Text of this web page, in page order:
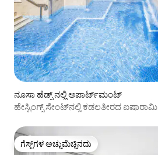
ನೂಸಾ ಹೆಡ್ಸ್ ನಲ್ಲಿ ಅಪಾರ್ಟ್‌ಮಂಟ್
ಹೇಸ್ಟಿಂಗ್ಸ್ ಸೇಂಟ್‌ನಲ್ಲಿ ಕಡಲತೀರದ ಐಷಾರಾಮಿ
ಗೆಸ್ಟ್‌ಗಳ ಅಚ್ಚುಮೆಚ್ಚಿನದು
ಗೆಸ್ಟ್‌ಗಳ ಅಚ್ಚುಮೆಚ್ಚಿನದು